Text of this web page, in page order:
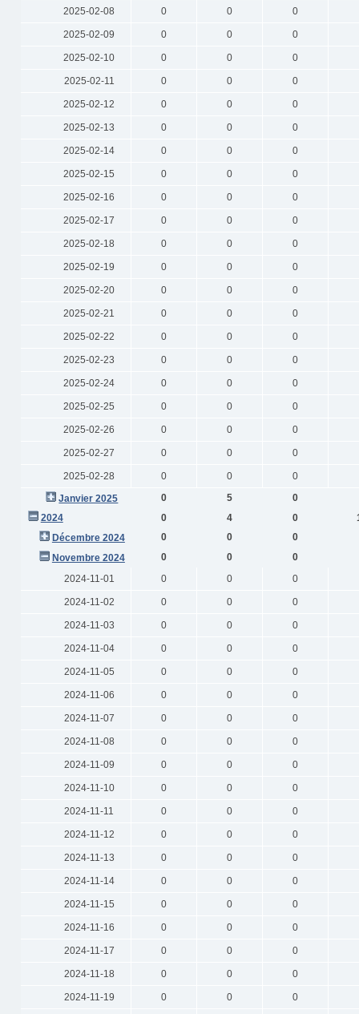
2025-02-08 0 0 0
2025-02-09 0 0 0
2025-02-10 0 0 0
2025-02-11 0 0 0
2025-02-12 0 0 0
2025-02-13 0 0 0
2025-02-14 0 0 0
2025-02-15 0 0 0
2025-02-16 0 0 0
2025-02-17 0 0 0
2025-02-18 0 0 0
2025-02-19 0 0 0
2025-02-20 0 0 0
2025-02-21 0 0 0
2025-02-22 0 0 0
2025-02-23 0 0 0
2025-02-24 0 0 0
2025-02-25 0 0 0
2025-02-26 0 0 0
2025-02-27 0 0 0
2025-02-28 0 0
0
Janvier 2025
0 5
0
2024
0 4 0
Décembre 2024
0 0
0
Novembre 2024
0 0
0
2024-11-01
0 0 0
2024-11-02 0 0 0
2024-11-03 0 0 0
2024-11-04 0 0 0
2024-11-05 0 0 0
2024-11-06 0 0 0
2024-11-07 0 0 0
2024-11-08 0 0 0
2024-11-09 0 0 0
2024-11-10 0 0 0
2024-11-11 0 0 0
2024-11-12 0 0 0
2024-11-13 0 0 0
2024-11-14 0 0 0
2024-11-15 0 0 0
2024-11-16 0 0 0
2024-11-17 0 0 0
2024-11-18 0 0 0
2024-11-19 0 0 0